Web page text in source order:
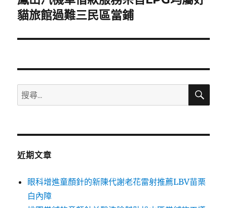
一
文
貓旅館過難三民區當鋪
搜
尋
鍵
搜
近期文章
眼科增進童顏針的新陳代謝老花雷射推薦LBV苗栗
白內障